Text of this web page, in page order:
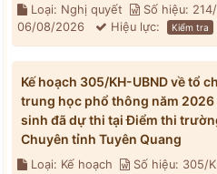
Loại: Nghị quyết Số hiệu:
06/08/2026
Hiệu lực: Kiểm tra
Kế hoạch 305/KH-UBND về tổ
trung học phổ thông năm
sinh đã dự thi tại Điểm thi
Chuyên tỉnh Tuyên Quang
Loại: Kế hoạch Số hiệu: 305/